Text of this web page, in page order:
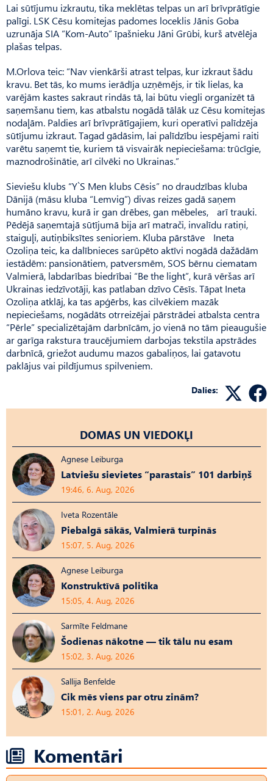
Lai sūtījumu izkrautu, tika meklētas telpas un arī brīvprātīgie
palīgi. LSK Cēsu komitejas padomes loceklis Jānis Goba
uzrunāja SIA “Kom-Auto” īpašnieku Jāni Grūbi, kurš atvēlēja
plašas telpas.
M.Orlova teic: “Nav vienkārši atrast telpas, kur izkraut šādu
kravu. Bet tās, ko mums ierādīja uzņēmējs, ir tik lielas, ka
varējām kastes sakraut rindās tā, lai būtu viegli organizēt tā
saņemšanu tiem, kas atbalstu nogādā tālāk uz Cēsu komitejas
nodaļām. Paldies arī brīvprātīgajiem, kuri operatīvi palīdzēja
sūtījumu izkraut. Tagad gādāsim, lai palīdzību iespējami raiti
varētu saņemt tie, kuriem tā visvairāk nepieciešama: trūcīgie,
mazno­drošinātie, arī cilvēki no Ukrainas.”
Sieviešu klubs “Y`S Men klubs Cēsis” no draudzības kluba
Dānijā (māsu kluba “Lemvig”) divas reizes gadā saņem
humāno kravu, kurā ir gan drēbes, gan mēbeles, arī trauki.
Pēdējā saņemtajā sūtījumā bija arī matrači, invalīdu ratiņi,
staiguļi, autiņbiksītes senioriem. Kluba pārstāve Ineta
Ozoliņa teic, ka dalībnieces sarūpēto aktīvi nogādā dažādām
iestādēm: pansionātiem, patversmēm, SOS bērnu ciematam
Valmierā, labdarības biedrībai “Be the light”, kurā vēršas arī
Ukrainas iedzīvotāji, kas patlaban dzīvo Cēsīs. Tāpat Ineta
Ozoliņa atklāj, ka tas apģērbs, kas cilvēkiem mazāk
nepieciešams, nogādāts otrreizējai pārstrādei atbalsta centra
“Pērle” specializētajām darbnīcām, jo vienā no tām pieaugušie
ar garīga rakstura traucējumiem darbojas tekstila apstrādes
darbnīcā, griežot audumu mazos gabaliņos, lai gatavotu
paklājus vai pildījumus spilveniem.
Dalies:
DOMAS UN VIEDOKĻI
Agnese Leiburga
Latviešu sievietes “parastais” 101 darbiņš
19:46, 6. Aug, 2026
Iveta Rozentāle
Piebalgā sākās, Valmierā turpinās
15:07, 5. Aug, 2026
Agnese Leiburga
Konstruktīvā politika
15:05, 4. Aug, 2026
Sarmīte Feldmane
Šodienas nākotne — tik tālu nu esam
15:02, 3. Aug, 2026
Sallija Benfelde
Cik mēs viens par otru zinām?
15:01, 2. Aug, 2026
Komentāri